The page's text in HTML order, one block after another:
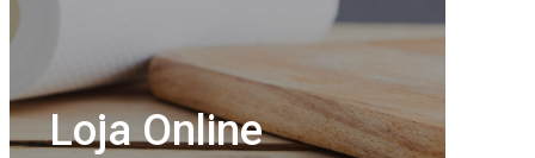
Loja Online